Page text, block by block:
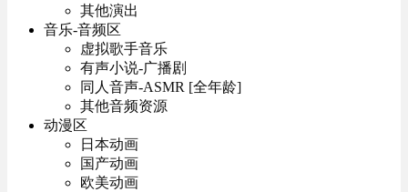
其他演出
音乐-音频区
虚拟歌手音乐
有声小说-广播剧
同人音声-ASMR [全年龄]
其他音频资源
动漫区
日本动画
国产动画
欧美动画